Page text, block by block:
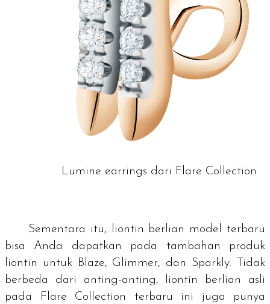
Lumine earrings dari Flare Collection
Sementara itu, liontin berlian model terbaru
bisa Anda dapatkan pada tambahan produk
liontin untuk Blaze, Glimmer, dan Sparkly. Tidak
berbeda dari anting-anting, liontin berlian asli
pada Flare Collection terbaru ini juga punya